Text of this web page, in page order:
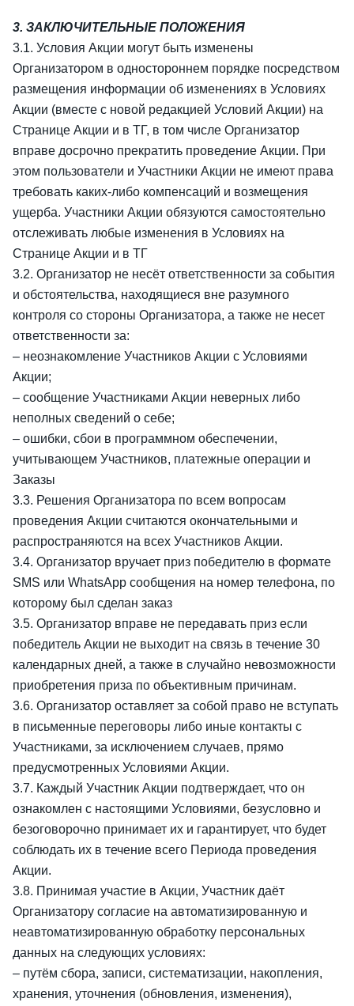
3. ЗАКЛЮЧИТЕЛЬНЫЕ ПОЛОЖЕНИЯ
3.1. Условия Акции могут быть изменены
Организатором в одностороннем порядке посредством
размещения информации об изменениях в Условиях
Акции (вместе с новой редакцией Условий Акции) на
Странице Акции и в ТГ, в том числе Организатор
вправе досрочно прекратить проведение Акции. При
этом пользователи и Участники Акции не имеют права
требовать каких-либо компенсаций и возмещения
ущерба. Участники Акции обязуются самостоятельно
отслеживать любые изменения в Условиях на
Странице Акции и в ТГ
3.2. Организатор не несёт ответственности за события
и обстоятельства, находящиеся вне разумного
контроля со стороны Организатора, а также не несет
ответственности за:
– неознакомление Участников Акции с Условиями
Акции;
– сообщение Участниками Акции неверных либо
неполных сведений о себе;
– ошибки, сбои в программном обеспечении,
учитывающем Участников, платежные операции и
Заказы
3.3. Решения Организатора по всем вопросам
проведения Акции считаются окончательными и
распространяются на всех Участников Акции.
3.4. Организатор вручает приз победителю в формате
SMS или WhatsApp сообщения на номер телефона, по
которому был сделан заказ
3.5. Организатор вправе не передавать приз если
победитель Акции не выходит на связь в течение 30
календарных дней, а также в случайно невозможности
приобретения приза по объективным причинам.
3.6. Организатор оставляет за собой право не вступать
в письменные переговоры либо иные контакты с
Участниками, за исключением случаев, прямо
предусмотренных Условиями Акции.
3.7. Каждый Участник Акции подтверждает, что он
ознакомлен с настоящими Условиями, безусловно и
безоговорочно принимает их и гарантирует, что будет
соблюдать их в течение всего Периода проведения
Акции.
3.8. Принимая участие в Акции, Участник даёт
Организатору согласие на автоматизированную и
неавтоматизированную обработку персональных
данных на следующих условиях:
– путём сбора, записи, систематизации, накопления,
хранения, уточнения (обновления, изменения),